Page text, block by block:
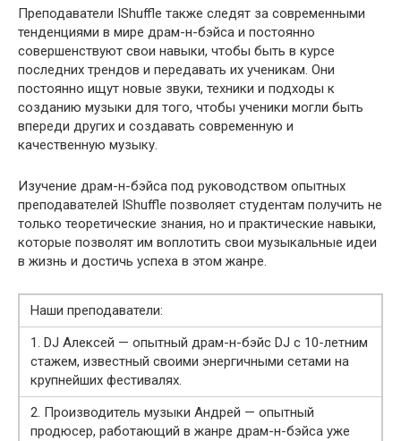
Преподаватели IShuffle также следят за современными
тенденциями в мире драм-н-бэйса и постоянно
совершенствуют свои навыки, чтобы быть в курсе
последних трендов и передавать их ученикам. Они
постоянно ищут новые звуки, техники и подходы к
созданию музыки для того, чтобы ученики могли быть
впереди других и создавать современную и
качественную музыку.
Изучение драм-н-бэйса под руководством опытных
преподавателей IShuffle позволяет студентам получить не
только теоретические знания, но и практические навыки,
которые позволят им воплотить свои музыкальные идеи
в жизнь и достичь успеха в этом жанре.
Наши преподаватели:
1. DJ Алексей — опытный драм-н-бэйс DJ с 10-летним
стажем, известный своими энергичными сетами на
крупнейших фестивалях.
2. Производитель музыки Андрей — опытный
продюсер, работающий в жанре драм-н-бэйса уже